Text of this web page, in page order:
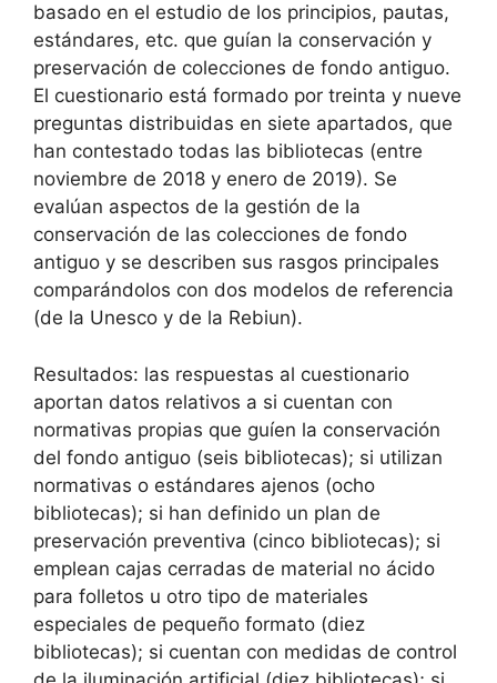
basado en el estudio de los principios, pautas,
estándares, etc. que guían la conservación y
preservación de colecciones de fondo antiguo.
El cuestionario está formado por treinta y nueve
preguntas distribuidas en siete apartados, que
han contestado todas las bibliotecas (entre
noviembre de 2018 y enero de 2019). Se
evalúan aspectos de la gestión de la
conservación de las colecciones de fondo
antiguo y se describen sus rasgos principales
comparándolos con dos modelos de referencia
(de la Unesco y de la Rebiun).
Resultados: las respuestas al cuestionario
aportan datos relativos a si cuentan con
normativas propias que guíen la conservación
del fondo antiguo (seis bibliotecas); si utilizan
normativas o estándares ajenos (ocho
bibliotecas); si han definido un plan de
preservación preventiva (cinco bibliotecas); si
emplean cajas cerradas de material no ácido
para folletos u otro tipo de materiales
especiales de pequeño formato (diez
bibliotecas); si cuentan con medidas de control